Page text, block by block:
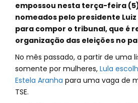
empossou nesta terça-feira
nomeados pelo presidente Luiz
para compor o tribunal, que é
organização das eleições no
No mês passado, a partir de uma
somente por mulheres, Lula
Estela Aranha para uma vaga de
TSE.